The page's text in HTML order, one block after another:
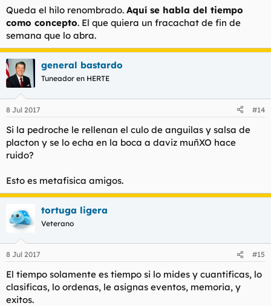
Os dais cuenta de que cuando hablamos de 1972 pensamos en
"atras", lo cual es espacio, es un puto error. Por que cojones os
creeis que usamos el espacio para referirnos al tiempo?
Porque el tiempo no existe, obvio.
Espero las felicitaciones por mi teoria y la proxima nominacion
al Nobel.
@ilovegintonic
Hablar del tiempo como algo mas pedestre tambien esta ok. El
tiempo desde su concepcion mas metafisica a la mas
cotidiana, de eso va el hilo.
Queda el hilo renombrado. Aquí se habla del tiempo
como concepto. El que quiera un fracachat de fin de
semana que lo abra.
general bastardo
Tuneador en HERTE
8 Jul 2017 #14
Si la pedroche le rellenan el culo de anguilas y salsa de
placton y se lo echa en la boca a daviz muñXO hace
ruido?
Esto es metafisica amigos.
tortuga ligera
Veterano
8 Jul 2017 #15
El tiempo solamente es tiempo si lo mides y cuantificas, lo
clasificas, lo ordenas, le asignas eventos, memoria, y
exitos.